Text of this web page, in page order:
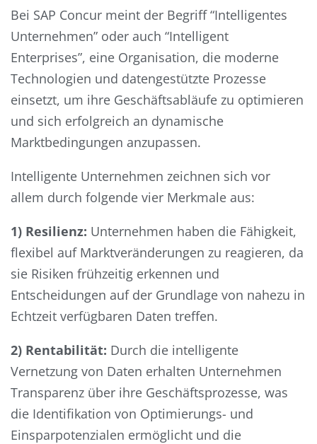
Bei SAP Concur meint der Begriff “Intelligentes
Unternehmen” oder auch “Intelligent
Enterprises”, eine Organisation, die moderne
Technologien und datengestützte Prozesse
einsetzt, um ihre Geschäftsabläufe zu optimieren
und sich erfolgreich an dynamische
Marktbedingungen anzupassen.
Intelligente Unternehmen zeichnen sich vor
allem durch folgende vier Merkmale aus:
1) Resilienz: Unternehmen haben die Fähigkeit,
flexibel auf Marktveränderungen zu reagieren, da
sie Risiken frühzeitig erkennen und
Entscheidungen auf der Grundlage von nahezu in
Echtzeit verfügbaren Daten treffen.
2) Rentabilität: Durch die intelligente
Vernetzung von Daten erhalten Unternehmen
Transparenz über ihre Geschäftsprozesse, was
die Identifikation von Optimierungs- und
Einsparpotenzialen ermöglicht und die